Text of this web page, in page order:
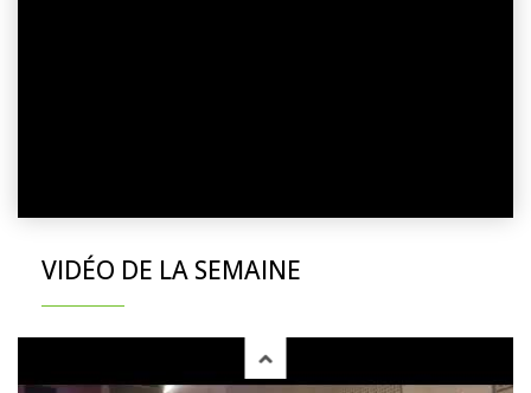
VIDÉO DE LA SEMAINE